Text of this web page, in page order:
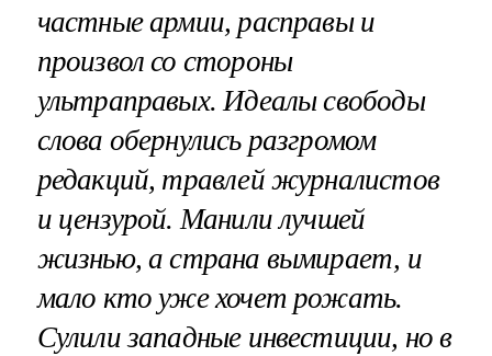
частные армии, расправы и
произвол со стороны
ультраправых. Идеалы свободы
слова обернулись разгромом
редакций, травлей журналистов
и цензурой. Манили лучшей
жизнью, а страна вымирает, и
мало кто уже хочет рожать.
Сулили западные инвестиции, но в